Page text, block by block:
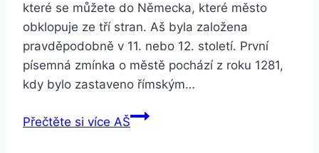
které se můžete do Německa, které město
obklopuje ze tří stran. Aš byla založena
pravděpodobně v 11. nebo 12. století. První
písemná zmínka o městě pochází z roku 1281,
kdy bylo zastaveno římským…
Přečtěte si více AŠ